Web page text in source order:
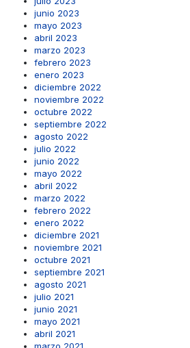
junio 2023
mayo 2023
abril 2023
marzo 2023
febrero 2023
enero 2023
diciembre 2022
noviembre 2022
octubre 2022
septiembre 2022
agosto 2022
julio 2022
junio 2022
mayo 2022
abril 2022
marzo 2022
febrero 2022
enero 2022
diciembre 2021
noviembre 2021
octubre 2021
septiembre 2021
agosto 2021
julio 2021
junio 2021
mayo 2021
abril 2021
marzo 2021